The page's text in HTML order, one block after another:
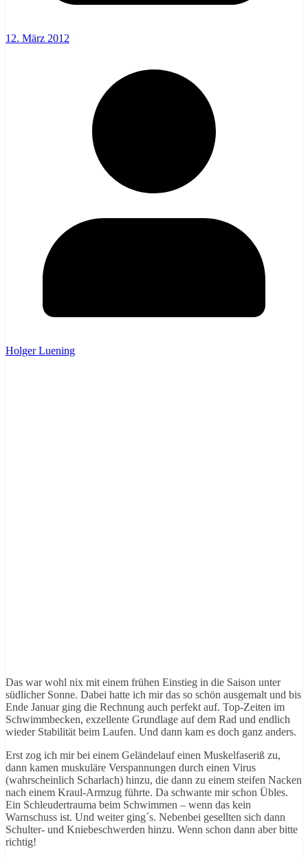
12. März 2012
Holger Luening
Das war wohl nix mit einem frühen Einstieg in die Saison unter
südlicher Sonne. Dabei hatte ich mir das so schön ausgemalt und bis
Ende Januar ging die Rechnung auch perfekt auf. Top-Zeiten im
Schwimmbecken, exzellente Grundlage auf dem Rad und endlich
wieder Stabilität beim Laufen. Und dann kam es doch ganz anders.
Erst zog ich mir bei einem Geländelauf einen Muskelfaseriß zu,
dann kamen muskuläre Verspannungen durch einen Virus
(wahrscheinlich Scharlach) hinzu, die dann zu einem steifen Nacken
nach einem Kraul-Armzug führte. Da schwante mir schon Übles.
Ein Schleudertrauma beim Schwimmen – wenn das kein
Warnschuss ist. Und weiter ging´s. Nebenbei gesellten sich dann
Schulter- und Kniebeschwerden hinzu. Wenn schon dann aber bitte
richtig!